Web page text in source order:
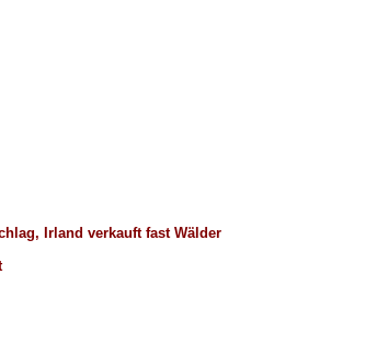
Irland verkauft fast Wälder